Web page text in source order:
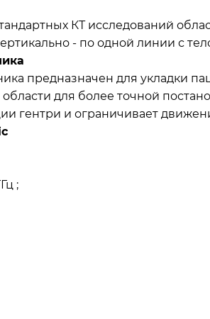
КТ исследований
- по одной линии с
предназначен для укладки
для более точной
гентри и ограничивает
;